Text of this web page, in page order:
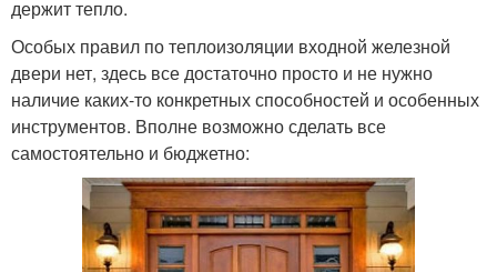
держит тепло.
Особых правил по теплоизоляции входной железной
двери нет, здесь все достаточно просто и не нужно
наличие каких-то конкретных способностей и особенных
инструментов. Вполне возможно сделать все
самостоятельно и бюджетно: